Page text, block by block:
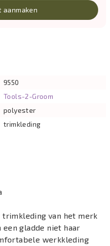
aanmaken
van het merk
een gladde niet haar
werkkleding
9550
Tools-2-Groom
polyester
trimkleding